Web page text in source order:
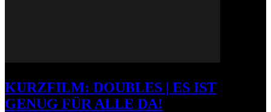
KURZFILM: DOUBLES | ES IST
GENUG FÜR ALLE DA!